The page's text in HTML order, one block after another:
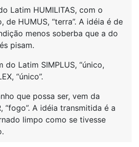
Latim HUMILITAS, com o
de HUMUS, “terra”. A idéia é de
menos soberba que a do
pisam.
do Latim SIMPLUS, “único,
“único”.
que possa ser, vem da
“fogo”. A idéia transmitida é a
limpo como se tivesse